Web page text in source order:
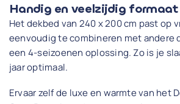
Handig en veelzijdig formaat
Het dekbed van 240 x 200 cm past op
eenvoudig te combineren met andere
een 4-seizoenen oplossing. Zo is je
jaar optimaal.
Ervaar zelf de luxe en warmte van het